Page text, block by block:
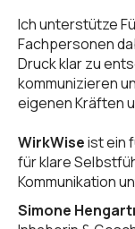
Ich unterstütze
Fachpersonen
Druck klar zu
kommunizieren
eigenen Kräften
WirkWiseist ein
für klare
Kommunikation
Simone